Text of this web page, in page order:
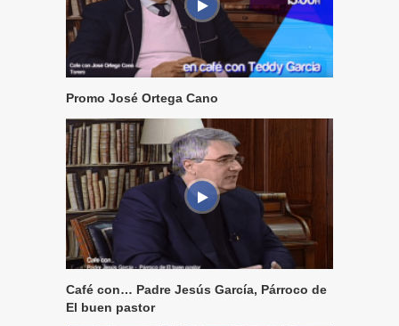
Promo José Ortega Cano
Café con… Padre Jesús García, Párroco de
El buen pastor